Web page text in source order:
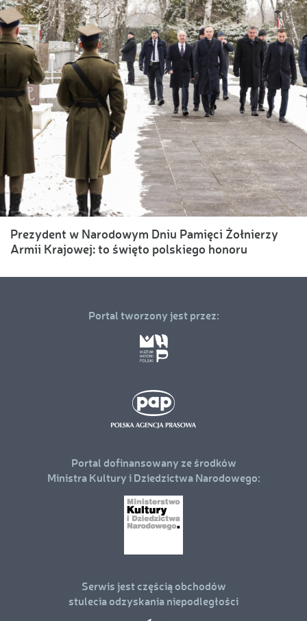
Prezydent w Narodowym Dniu Pamięci Żołnierzy
Armii Krajowej: to święto polskiego honoru
Portal tworzony jest przez:
Portal dofinansowany ze środków
Ministra Kultury i Dziedzictwa Narodowego:
Serwis jest częścią obchodów
stulecia odzyskania niepodległości